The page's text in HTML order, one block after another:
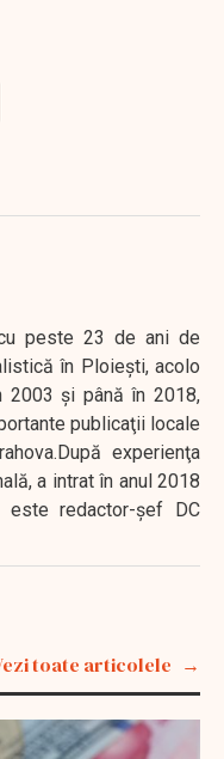
peste 23 de ani de
în Ploieşti, acolo
2003 şi până în 2018,
publicaţii locale
experienţa
a intrat în anul 2018
redactor-şef DC
toate articolele